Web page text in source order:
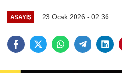
ASAYIŞ 23 Ocak 2026 - 02:36